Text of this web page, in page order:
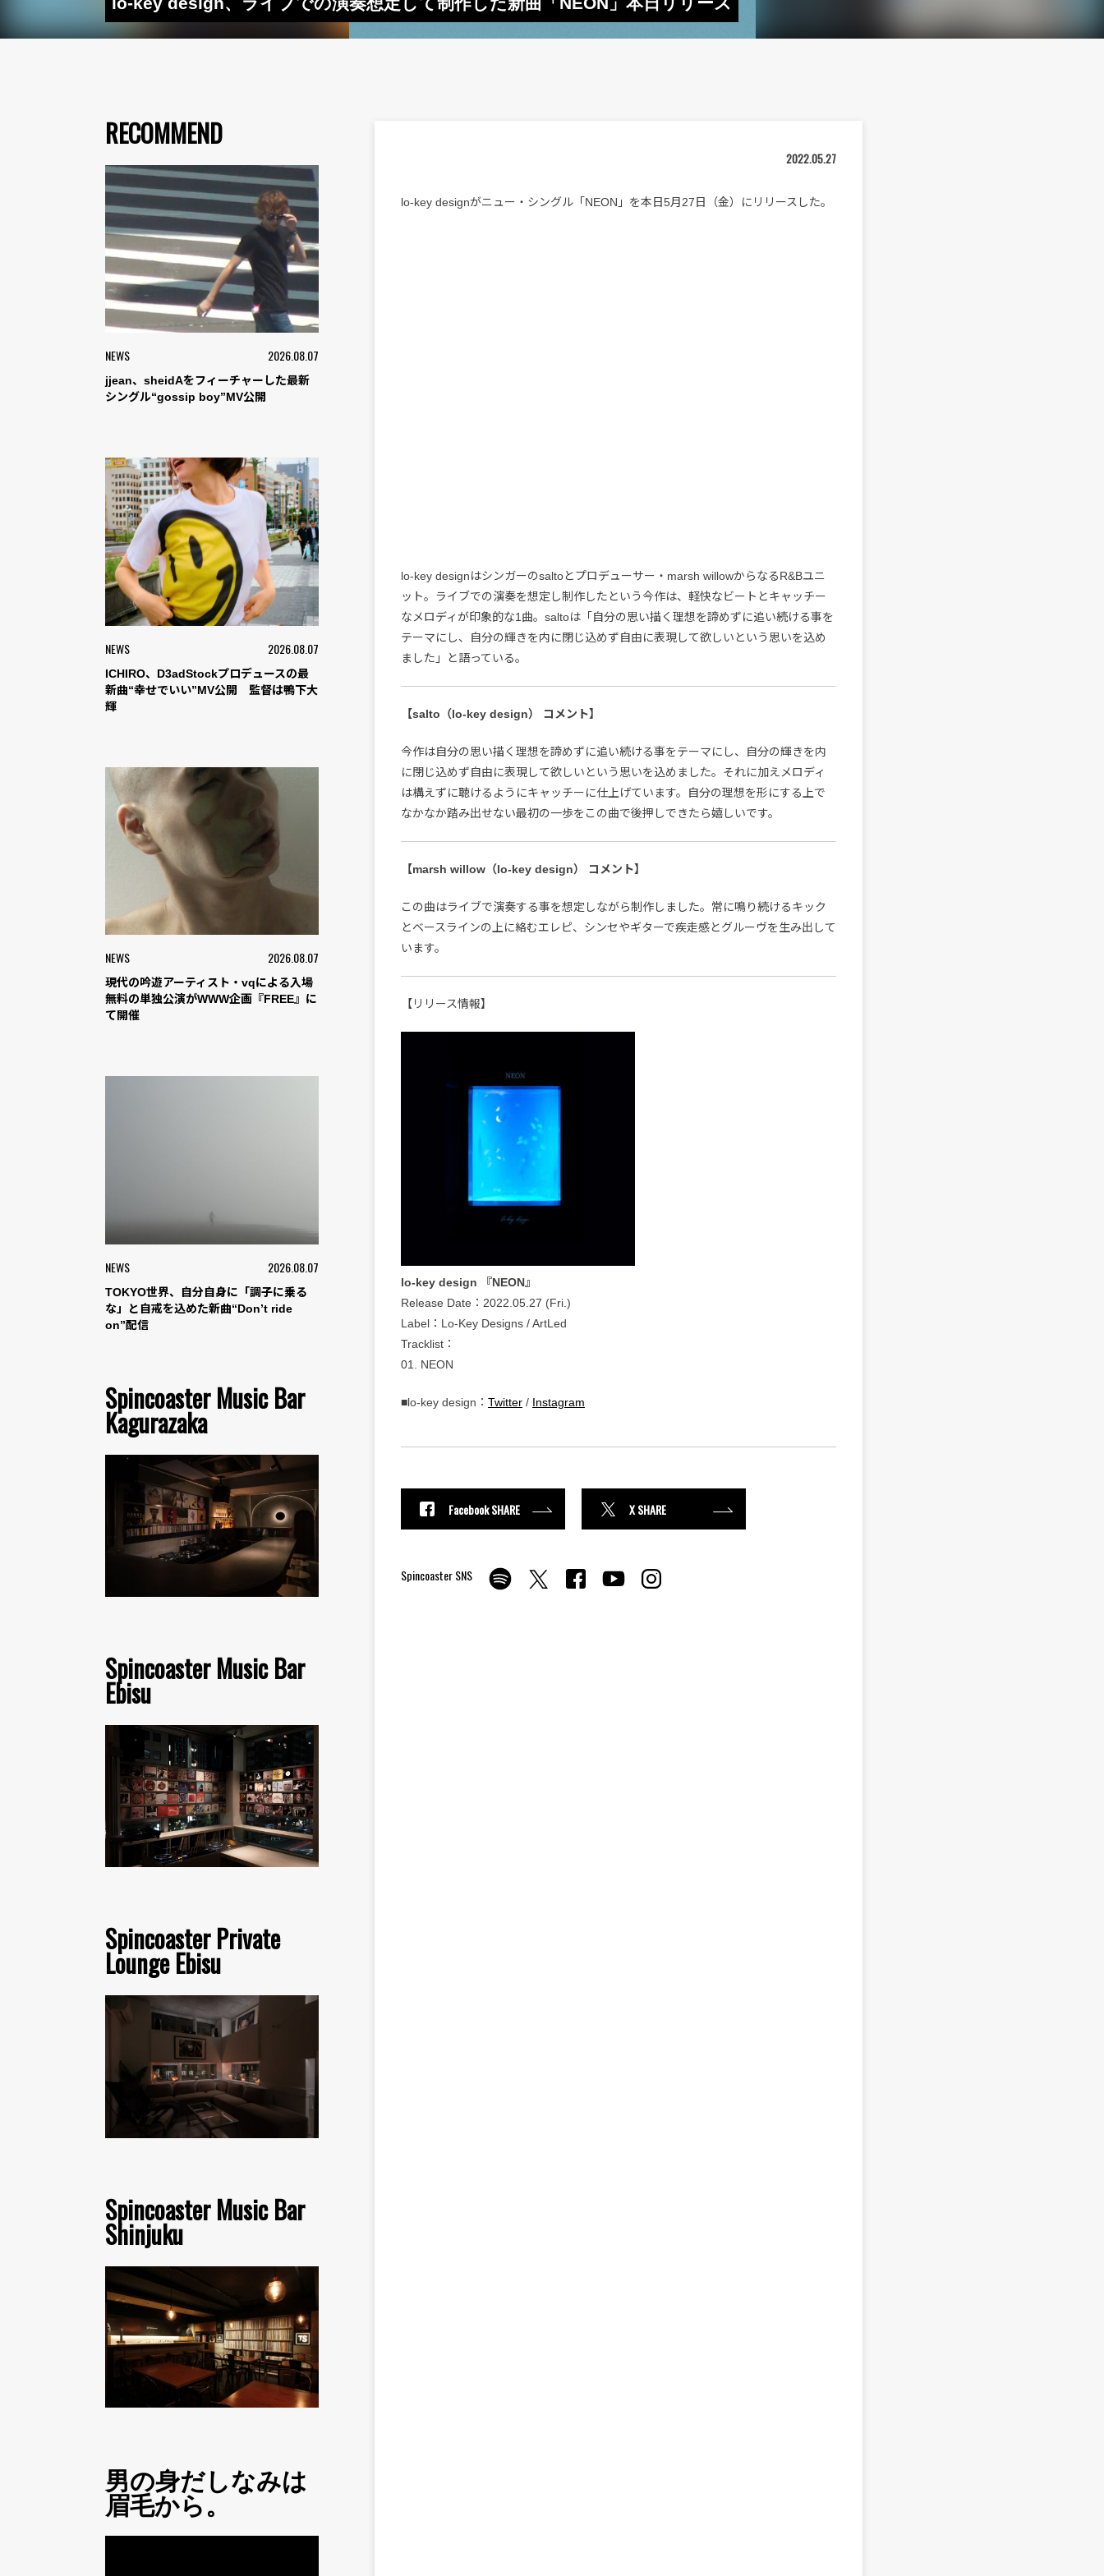
RECOMMEND
NEWS 2026.08.07
jjean、sheidAをフィーチャーした最新
シングル“gossip boy”MV公開
NEWS 2026.08.07
ICHIRO、D3adStockプロデュースの最
新曲“幸せでいい”MV公開 監督は鴨下大
輝
NEWS 2026.08.07
現代の吟遊アーティスト・vqによる入場
無料の単独公演がWWW企画『FREE』に
て開催
NEWS 2026.08.07
TOKYO世界、自分自身に「調子に乗る
な」と自戒を込めた新曲“Don’t ride
on”配信
Spincoaster Music Bar
Kagurazaka
Spincoaster Music Bar
Ebisu
Spincoaster Private
Lounge Ebisu
Spincoaster Music Bar
Shinjuku
男の身だしなみは
眉毛から。
2022.05.27
lo-key designがニュー・シングル「NEON」を本日5月27日（金）にリリースした。
lo-key designはシンガーのsaltoとプロデューサー・marsh willowからなるR&Bユニ
ット。ライブでの演奏を想定し制作したという今作は、軽快なビートとキャッチー
なメロディが印象的な1曲。saltoは「自分の思い描く理想を諦めずに追い続ける事を
テーマにし、自分の輝きを内に閉じ込めず自由に表現して欲しいという思いを込め
ました」と語っている。
【salto（lo-key design） コメント】
今作は自分の思い描く理想を諦めずに追い続ける事をテーマにし、自分の輝きを内
に閉じ込めず自由に表現して欲しいという思いを込めました。それに加えメロディ
は構えずに聴けるようにキャッチーに仕上げています。自分の理想を形にする上で
なかなか踏み出せない最初の一歩をこの曲で後押しできたら嬉しいです。
【marsh willow（lo-key design） コメント】
この曲はライブで演奏する事を想定しながら制作しました。常に鳴り続けるキック
とベースラインの上に絡むエレピ、シンセやギターで疾走感とグルーヴを生み出して
います。
【リリース情報】
lo-key design 『NEON』
Release Date：2022.05.27 (Fri.)
Label：Lo-Key Designs / ArtLed
Tracklist：
01. NEON
■lo-key design： Twitter / Instagram
Facebook SHARE X SHARE
Spincoaster SNS